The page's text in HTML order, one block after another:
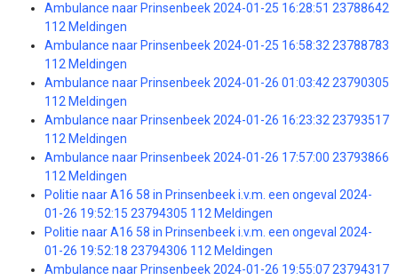
Ambulance naar Prinsenbeek 2024-01-25 16:28:51 23788642
112 Meldingen
Ambulance naar Prinsenbeek 2024-01-25 16:58:32 23788783
112 Meldingen
Ambulance naar Prinsenbeek 2024-01-26 01:03:42 23790305
112 Meldingen
Ambulance naar Prinsenbeek 2024-01-26 16:23:32 23793517
112 Meldingen
Ambulance naar Prinsenbeek 2024-01-26 17:57:00 23793866
112 Meldingen
Politie naar A16 58 in Prinsenbeek i.v.m. een ongeval 2024-
01-26 19:52:15 23794305 112 Meldingen
Politie naar A16 58 in Prinsenbeek i.v.m. een ongeval 2024-
01-26 19:52:18 23794306 112 Meldingen
Ambulance naar Prinsenbeek 2024-01-26 19:55:07 23794317